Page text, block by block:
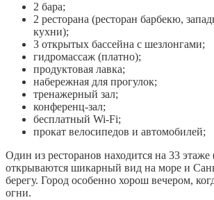
2 бара;
2 ресторана (ресторан барбекю,
кухни);
3 открытых бассейна с шезлонгами;
гидромассаж (платно);
продуктовая лавка;
набережная для прогулок;
тренажерный зал;
конференц-зал;
бесплатный Wi-Fi;
прокат велосипедов и автомобилей;
Один из ресторанов находится на 33
открываются шикарный вид на море и
берегу. Город особенно хорош вечером,
огни.